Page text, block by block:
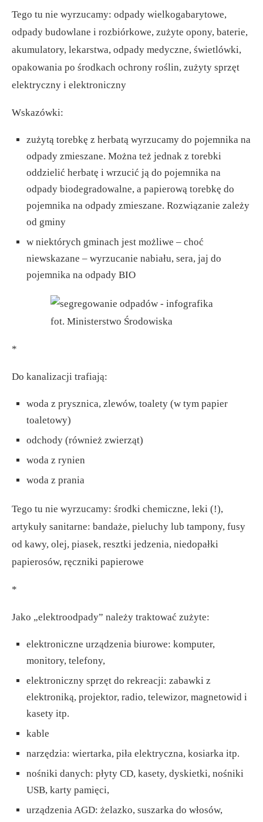
Tego tu nie wyrzucamy: odpady wielkogabarytowe,
odpady budowlane i rozbiórkowe, zużyte opony, baterie,
akumulatory, lekarstwa, odpady medyczne, świetlówki,
opakowania po środkach ochrony roślin, zużyty sprzęt
elektryczny i elektroniczny
Wskazówki:
zużytą torebkę z herbatą wyrzucamy do pojemnika na
odpady zmieszane. Można też jednak z torebki
oddzielić herbatę i wrzucić ją do pojemnika na
odpady biodegradowalne, a papierową torebkę do
pojemnika na odpady zmieszane. Rozwiązanie zależy
od gminy
w niektórych gminach jest możliwe – choć
niewskazane – wyrzucanie nabiału, sera, jaj do
pojemnika na odpady BIO
fot. Ministerstwo Środowiska
*
Do kanalizacji trafiają:
woda z prysznica, zlewów, toalety (w tym papier
toaletowy)
odchody (również zwierząt)
woda z rynien
woda z prania
Tego tu nie wyrzucamy: środki chemiczne, leki (!),
artykuły sanitarne: bandaże, pieluchy lub tampony, fusy
od kawy, olej, piasek, resztki jedzenia, niedopałki
papierosów, ręczniki papierowe
*
Jako „elektroodpady” należy traktować zużyte:
elektroniczne urządzenia biurowe: komputer,
monitory, telefony,
elektroniczny sprzęt do rekreacji: zabawki z
elektroniką, projektor, radio, telewizor, magnetowid i
kasety itp.
kable
narzędzia: wiertarka, piła elektryczna, kosiarka itp.
nośniki danych: płyty CD, kasety, dyskietki, nośniki
USB, karty pamięci,
urządzenia AGD: żelazko, suszarka do włosów,